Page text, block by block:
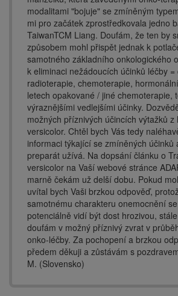
modalitami "bojuje" se zmíněným
mi pro začátek zprostředkovala jedno
TaiwanTCM Liang. Doufám, že ten by
způsobem mohl přispět jednak k
samotného základního onkologického
k eliminaci nežádoucích účinků léčby =
radioterapie, chemoterapie,
letech opakované / jiné chemoterapie,
výraznějšími vedlejšími účinky.
možných příznivých účincích výtažků z
versicolor. Chtěl bych Vás tedy
informaci týkající se zmíněných účinků
preparát užívá. Na dopsání článku o
versicolor na Vaší webové stránce
marně čekám už delší dobu. Pokud
uvítal bych Vaši brzkou odpověď,
samotnému charakteru onemocnění
potenciálně vidí být dost hrozivou,
doufám v možný příznivý zvrat v
onko-léčby. Za pochopení a brzkou
předem děkuji a zůstávám s
M. (Slovensko)